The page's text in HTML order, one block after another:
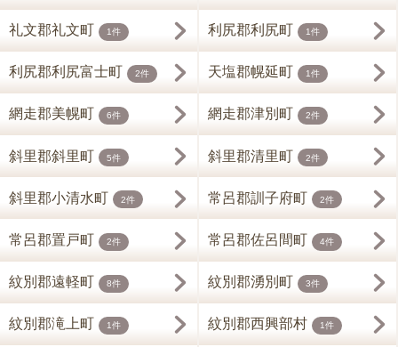
礼文郡礼文町 1件 利尻郡利尻町 1件
利尻郡利尻富士町 2件 天塩郡幌延町 1件
網走郡美幌町 6件 網走郡津別町 2件
斜里郡斜里町 5件 斜里郡清里町 2件
斜里郡小清水町 2件 常呂郡訓子府町 2件
常呂郡置戸町 2件 常呂郡佐呂間町 4件
紋別郡遠軽町 8件 紋別郡湧別町 3件
紋別郡滝上町 1件 紋別郡西興部村 1件